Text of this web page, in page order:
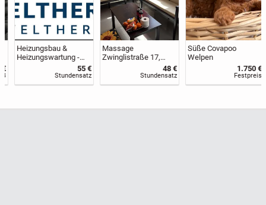
Massage
Zwinglistraße 17,
48 €
Stundensatz
Süße Covapoo
Welpen
1.750 €
Festpreis
Eckbettsofa
150 €
VB